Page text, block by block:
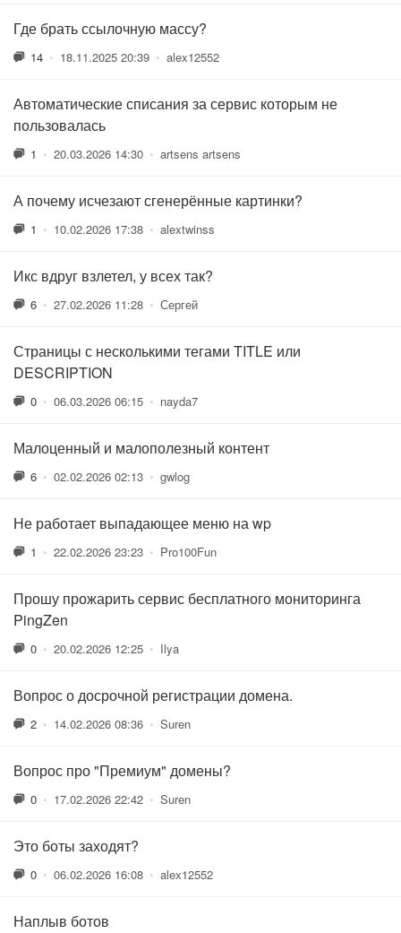
Где брать ссылочную массу?
14 • 18.11.2025 20:39 • alex12552
Автоматические списания за сервис которым не
пользовалась
1 • 20.03.2026 14:30 • artsens artsens
А почему исчезают сгенерённые картинки?
1 • 10.02.2026 17:38 • alextwinss
Икс вдруг взлетел, у всех так?
6 • 27.02.2026 11:28 • Сергей
Страницы с несколькими тегами TITLE или
DESCRIPTION
0 • 06.03.2026 06:15 • nayda7
Малоценный и малополезный контент
6 • 02.02.2026 02:13 • gwlog
Не работает выпадающее меню на wp
1 • 22.02.2026 23:23 • Pro100Fun
Прошу прожарить сервис бесплатного мониторинга
PingZen
0 • 20.02.2026 12:25 • Ilya
Вопрос о досрочной регистрации домена.
2 • 14.02.2026 08:36 • Suren
Вопрос про "Премиум" домены?
0 • 17.02.2026 22:42 • Suren
Это боты заходят?
0 • 06.02.2026 16:08 • alex12552
Наплыв ботов